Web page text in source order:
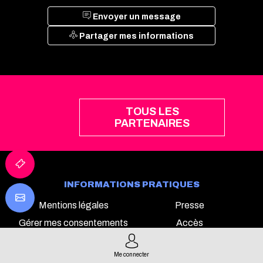
Envoyer un message
Partager mes informations
TOUS LES
PARTENAIRES
INFORMATIONS PRATIQUES
Mentions légales
Presse
Gérer mes consentements
Accès
TECH&FEST SUR LES RÉSEAUX
Me connecter